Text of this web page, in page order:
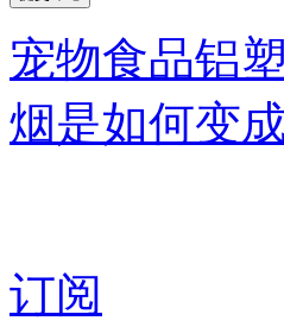
宠物食品铝
烟是如何变
订阅